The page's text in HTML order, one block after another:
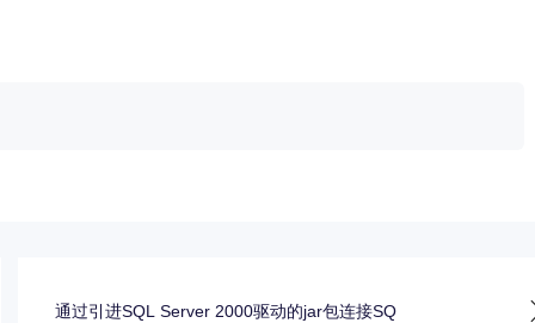
通过引进SQL Server 2000驱动的jar包连接SQ